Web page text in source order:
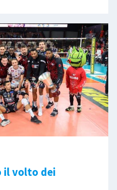
il volto dei